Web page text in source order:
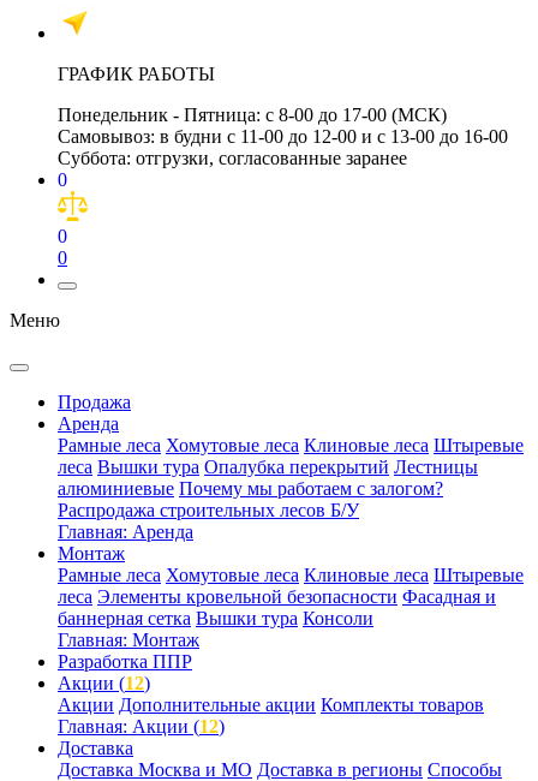
ГРАФИК РАБОТЫ
Понедельник - Пятница: с 8-00 до 17-00 (МСК)
Самовывоз: в будни с 11-00 до 12-00 и с 13-00 до 16-00
Суббота: отгрузки, согласованные заранее
0
0
0
Меню
Продажа
Аренда
Рамные леса Хомутовые леса Клиновые леса Штыревые
леса Вышки тура Опалубка перекрытий Лестницы
алюминиевые Почему мы работаем с залогом?
Распродажа строительных лесов Б/У
Главная: Аренда
Монтаж
Рамные леса Хомутовые леса Клиновые леса Штыревые
леса Элементы кровельной безопасности Фасадная и
баннерная сетка Вышки тура Консоли
Главная: Монтаж
Разработка ППР
Акции (12)
Акции Дополнительные акции Комплекты товаров
Главная: Акции (12)
Доставка
Доставка Москва и МО Доставка в регионы Способы